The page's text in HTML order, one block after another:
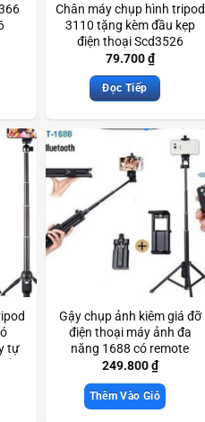
Chân máy chụp hình tripod
3110 tặng kèm đầu kẹp
điện thoại Scd3526
79.700₫
Đọc Tiếp
tự
Gậy chụp ảnh kiêm giá đỡ
điện thoại máy ảnh đa
năng 1688 có remote
bluetooth Scd3579
249.800₫
Thêm Vào Giỏ